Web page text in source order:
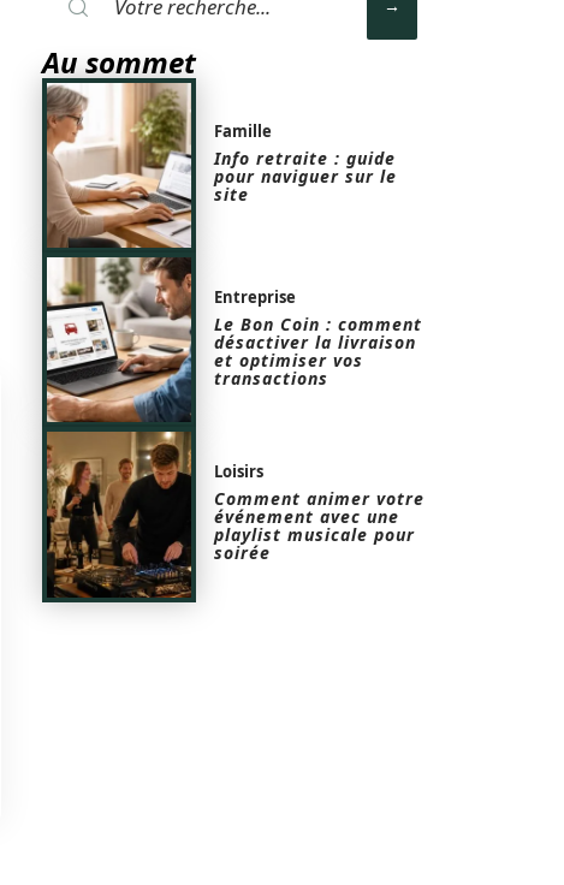
Au sommet
Famille
Info retraite : guide
pour naviguer sur le
site
Entreprise
Le Bon Coin : comment
désactiver la livraison
et optimiser vos
transactions
Loisirs
Comment animer votre
événement avec une
playlist musicale pour
soirée